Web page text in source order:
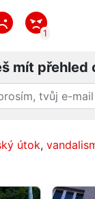
1
mít přehled
útok,